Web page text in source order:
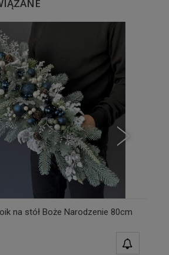
na stół Boże Narodzenie 80cm